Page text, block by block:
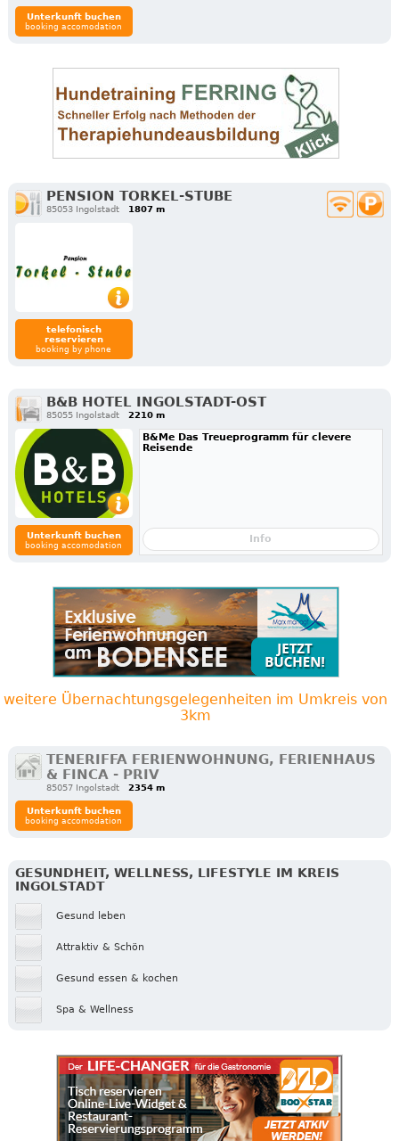
Unterkunft buchen
booking accomodation
PENSION TORKEL-STUBE
85053 Ingolstadt 1807 m
telefonisch
reservieren
booking by phone
B&B HOTEL INGOLSTADT-OST
85055 Ingolstadt 2210 m
Unterkunft buchen
booking accomodation
B&Me Das Treueprogramm für clevere
Reisende
Info
weitere Übernachtungsgelegenheiten im Umkreis von
3km
TENERIFFA FERIENWOHNUNG, FERIENHAUS
& FINCA - PRIV
85057 Ingolstadt 2354 m
Unterkunft buchen
booking accomodation
GESUNDHEIT, WELLNESS, LIFESTYLE IM KREIS
INGOLSTADT
Gesund leben
Attraktiv & Schön
Gesund essen & kochen
Spa & Wellness